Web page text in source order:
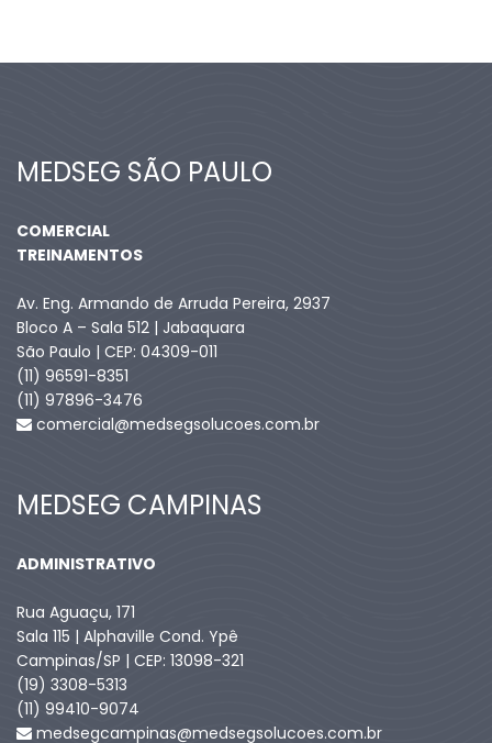
MEDSEG SÃO PAULO
COMERCIAL
TREINAMENTOS
Av. Eng. Armando de Arruda Pereira, 2937
Bloco A – Sala 512 | Jabaquara
São Paulo | CEP: 04309-011
(11) 96591-8351
(11) 97896-3476
comercial@medsegsolucoes.com.br
MEDSEG CAMPINAS
ADMINISTRATIVO
Rua Aguaçu, 171
Sala 115 | Alphaville Cond. Ypê
Campinas/SP | CEP: 13098-321
(19) 3308-5313
(11) 99410-9074​
medsegcampinas@medsegsolucoes.com.br